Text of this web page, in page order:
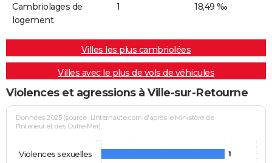
Cambriolages de
logement
1 18,49 ‰
Villes les plus cambriolées
Villes avec le plus de vols de véhicules
Violences et agressions à Ville-sur-Retourne
Données 2025 (source : Linternaute.com d'après le Ministère de
l'Intérieur et des Outre-Mer)
1
Violences sexuelles